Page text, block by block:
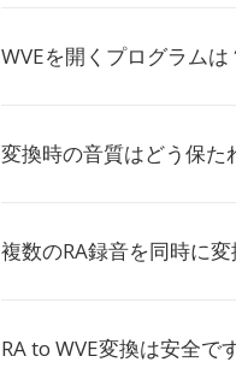
WVEを開くプログラムは
変換時の音質はどう保た
複数のRA録音を同時に
RA to WVE変換は安全で